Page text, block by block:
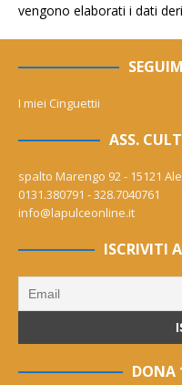
vengono elaborati i dati
I miei Cinguettii
ASS.
spalto Marengo 92 - 15121
0131.380791 - 328.7040761
info@lapulceonline.it
ISCRIVITI
DONA